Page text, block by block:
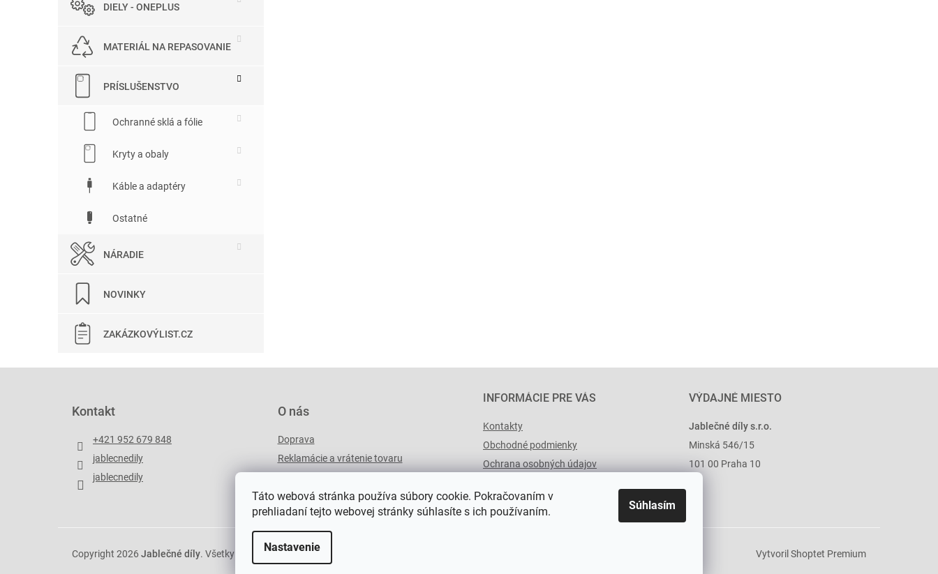
Táto webová stránka používa súbory cookie. Pokračovaním v
prehliadaní tejto webovej stránky súhlasíte s ich používaním.
Nastavenie
Súhlasím
DIELY - ONEPLUS
MATERIÁL NA REPASOVANIE
PRÍSLUŠENSTVO
Ochranné sklá a fólie
Kryty a obaly
Káble a adaptéry
Ostatné
NÁRADIE
NOVINKY
ZAKÁZKOVÝLIST.CZ
Kontakt
+421 952 679 848
jablecnedily
jablecnedily
O nás
Doprava
Reklamácie a vrátenie tovaru
INFORMÁCIE PRE VÁS
Kontakty
Obchodné podmienky
Ochrana osobných údajov
VÝDAJNÉ MIESTO
Jablečné díly s.r.o.
Minská 546/15
101 00 Praha 10
Vytvoril Shoptet Premium
Copyright 2026 Jablečné díly. Všetky práva vyhradené.